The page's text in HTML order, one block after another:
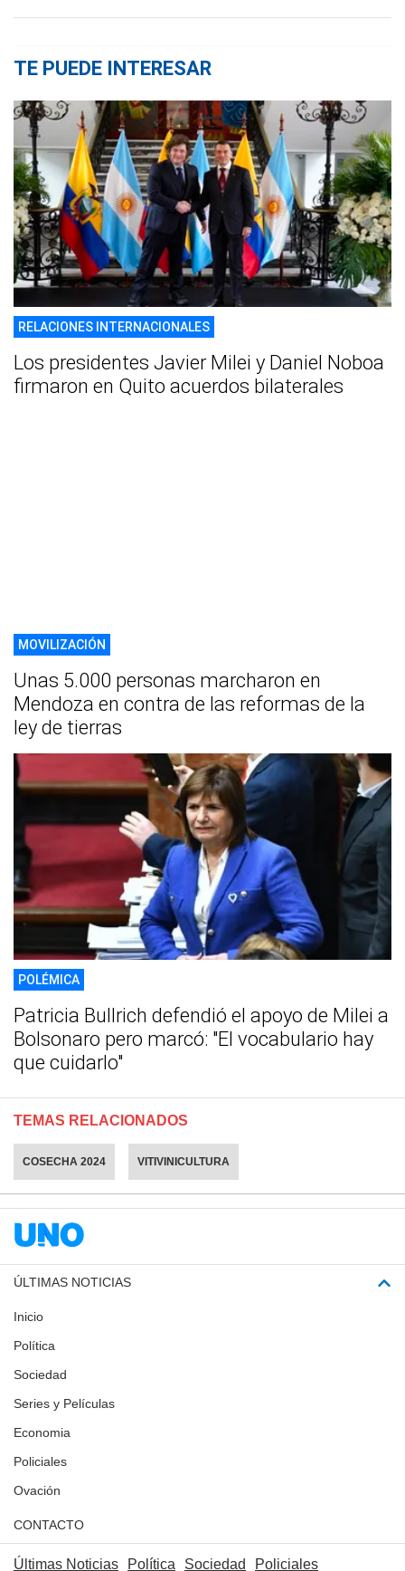
TE PUEDE INTERESAR
RELACIONES INTERNACIONALES
Los presidentes Javier Milei y Daniel Noboa
firmaron en Quito acuerdos bilaterales
MOVILIZACIÓN
Unas 5.000 personas marcharon en
Mendoza en contra de las reformas de la
ley de tierras
POLÉMICA
Patricia Bullrich defendió el apoyo de Milei a
Bolsonaro pero marcó: "El vocabulario hay
que cuidarlo"
TEMAS RELACIONADOS
COSECHA 2024 VITIVINICULTURA
ÚLTIMAS NOTICIAS
Inicio
Política
Sociedad
Series y Películas
Economia
Policiales
Ovación
CONTACTO
Últimas Noticias Política Sociedad Policiales